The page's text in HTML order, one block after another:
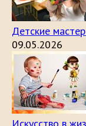
Детские
09.05.2026